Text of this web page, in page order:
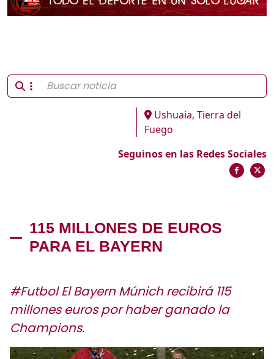
Ushuaia, Tierra del
Fuego
Seguinos en las Redes Sociales
115 MILLONES DE EUROS
PARA EL BAYERN
#Futbol El Bayern Múnich recibirá 115
millones euros por haber ganado la
Champions.